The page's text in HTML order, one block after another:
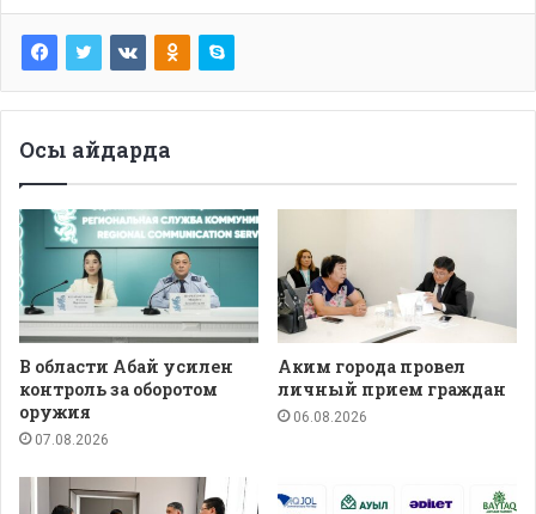
Осы айдарда
В области Абай усилен
контроль за оборотом
оружия
07.08.2026
Аким города провел
личный прием граждан
06.08.2026